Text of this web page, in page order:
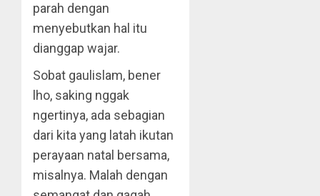
parah dengan
menyebutkan hal itu
dianggap wajar.
Sobat gaulislam, bener
lho, saking nggak
ngertinya, ada sebagian
dari kita yang latah ikutan
perayaan natal bersama,
misalnya. Malah dengan